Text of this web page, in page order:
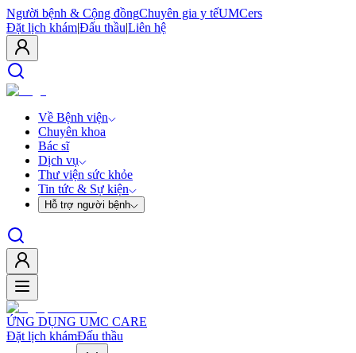
Người bệnh & Cộng đồngChuyên gia y tếUMCers
Đặt lịch khám|Đấu thầu|Liên hệ
Về Bệnh viện
Chuyên khoa
Bác sĩ
Dịch vụ
Thư viện sức khỏe
Tin tức & Sự kiện
Hỗ trợ người bệnh
ỨNG DỤNG UMC CARE
Đặt lịch khámĐấu thầu